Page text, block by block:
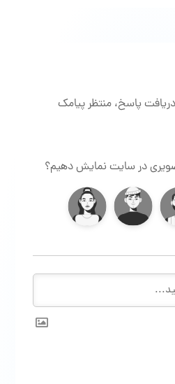
دریافت پاسخ، منتظر پیامک
در سایت نمایش دهیم؟